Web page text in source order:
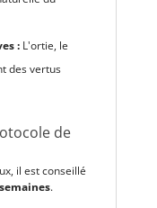
:L'ortie, le
des vertus
de
il est conseillé
.